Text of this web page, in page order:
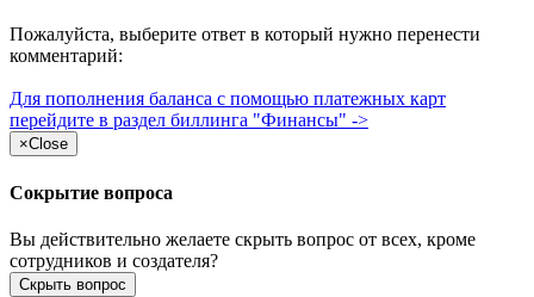
Пожалуйста, выберите ответ в который нужно перенести
комментарий:
Для пополнения баланса с помощью платежных карт
перейдите в раздел биллинга "Финансы" ->
×Close
Сокрытие вопроса
Вы действительно желаете скрыть вопрос от всех, кроме
сотрудников и создателя?
Скрыть вопрос